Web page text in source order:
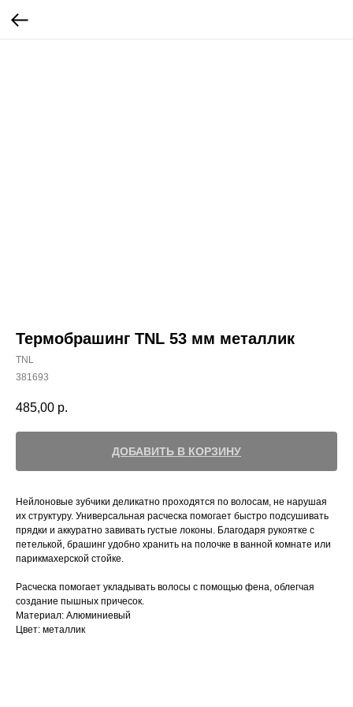
Термобрашинг TNL 53 мм металлик
TNL
381693
485,00 р.
ДОБАВИТЬ В КОРЗИНУ
Нейлоновые зубчики деликатно проходятся по волосам, не нарушая
их структуру. Универсальная расческа помогает быстро подсушивать
прядки и аккуратно завивать густые локоны. Благодаря рукоятке с
петелькой, брашинг удобно хранить на полочке в ванной комнате или
парикмахерской стойке.
Расческа помогает укладывать волосы с помощью фена, облегчая
создание пышных причесок.
Материал: Алюминиевый
Цвет: металлик